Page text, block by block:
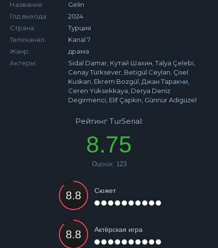
Название:
Gelin
Год выхода:
2024
Страна:
Турция
Телеканал:
Kanal 7
Жанр:
драма
Актеры:
Sidal Damar, Кутай Шахин, Talya Çelebi,
Cenay Türksever, Betigül Ceylan, Çisel
Kuskan, Ekrem Bozgül, Джан Таракчи,
Ceren Yüksekkaya, Derya Deniz
Degirmenci, Elif Çapkin, Günnur Adigüzel
Рейтинг TurSerial:
8.75
Оценок: 123
Сюжет
Актёрская игра